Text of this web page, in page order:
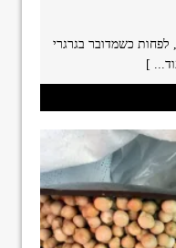
כשמדובר בגרגרי
]